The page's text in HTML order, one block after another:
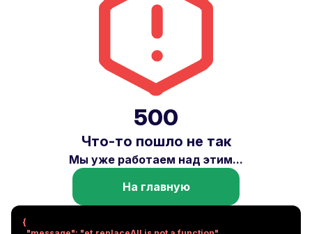
500
Что-то пошло не так
Мы уже работаем над этим...
На главную
{